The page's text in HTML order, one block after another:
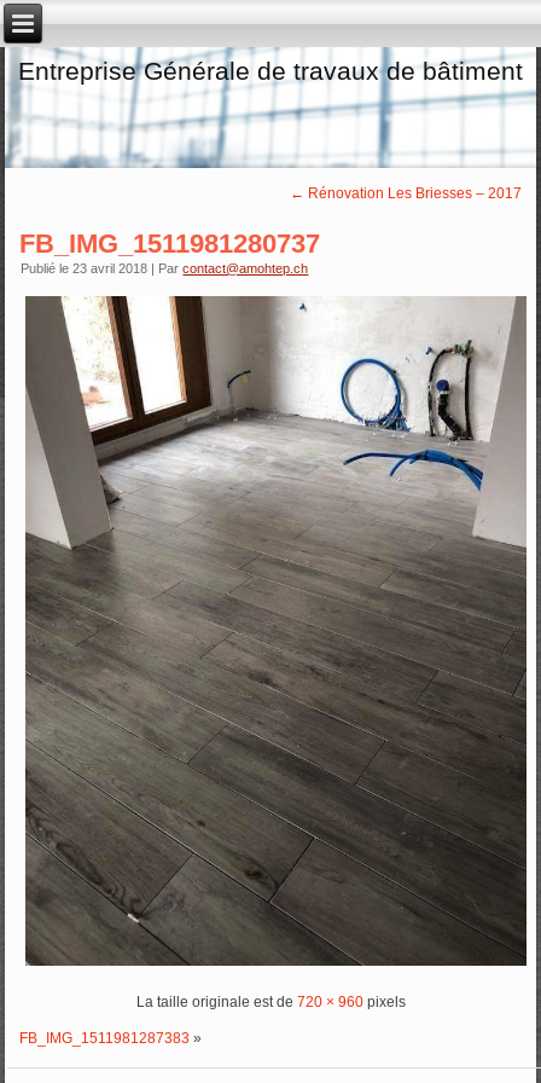
Entreprise Générale de travaux de bâtiment
← Rénovation Les Briesses – 2017
FB_IMG_1511981280737
Publié le 23 avril 2018 | Par contact@amohtep.ch
La taille originale est de 720 × 960pixels
FB_IMG_1511981287383 »